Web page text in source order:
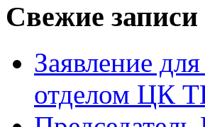
Свежие записи
Заявление
отделом ЦК